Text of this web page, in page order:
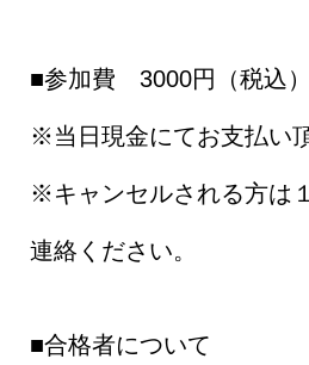
■参加費 3000円（税込）
※当日現金にてお支払い
※キャンセルされる方は
連絡ください。
■合格者について